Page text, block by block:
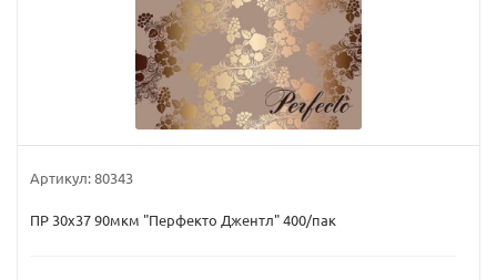
Артикул: 80343
ПР 30х37 90мкм "Перфекто Джентл" 400/пак